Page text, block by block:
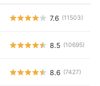
7.6 (11503)
8.5 (10695)
8.6 (7427)